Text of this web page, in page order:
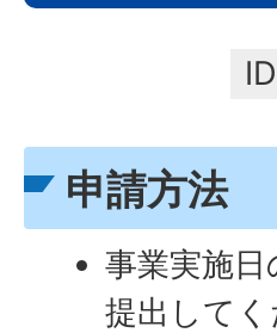
申請方法
事業実施
提出してく